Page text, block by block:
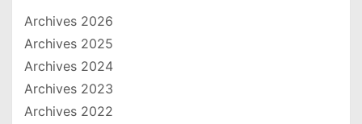
Archives 2026
Archives 2025
Archives 2024
Archives 2023
Archives 2022